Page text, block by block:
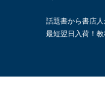
話題書から書店
最短翌日入荷！